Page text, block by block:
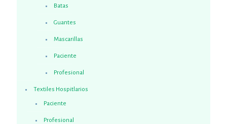
Batas
Guantes
Mascarillas
Paciente
Profesional
Textiles Hospitlarios
Paciente
Profesional